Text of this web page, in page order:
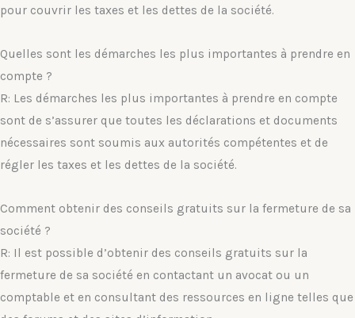
pour couvrir les taxes et les dettes de la société.
Quelles sont les démarches les plus importantes à prendre en
compte ?
R: Les démarches les plus importantes à prendre en compte
sont de s’assurer que toutes les déclarations et documents
nécessaires sont soumis aux autorités compétentes et de
régler les taxes et les dettes de la société.
Comment obtenir des conseils gratuits sur la fermeture de sa
société ?
R: Il est possible d’obtenir des conseils gratuits sur la
fermeture de sa société en contactant un avocat ou un
comptable et en consultant des ressources en ligne telles que